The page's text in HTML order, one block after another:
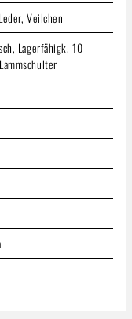
Wert ein oder
Veilchen
Lagerfähigk. 10